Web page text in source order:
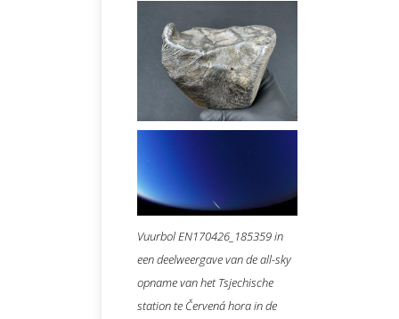
Vuurbol EN170426_185359 in
een deelweergave van de all-sky
opname van het Tsjechische
station te Červená hora in de